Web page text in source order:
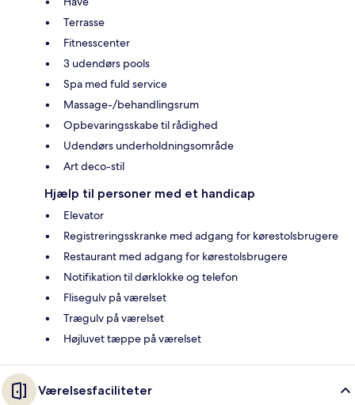
Terrasse
Fitnesscenter
3 udendørs pools
Spa med fuld service
Massage-/behandlingsrum
Opbevaringsskabe til rådighed
Udendørs underholdningsområde
Art deco-stil
Hjælp til personer med et handicap
Elevator
Registreringsskranke med adgang for kørestolsbrugere
Restaurant med adgang for kørestolsbrugere
Notifikation til dørklokke og telefon
Flisegulv på værelset
Trægulv på værelset
Højluvet tæppe på værelset
Værelsesfaciliteter